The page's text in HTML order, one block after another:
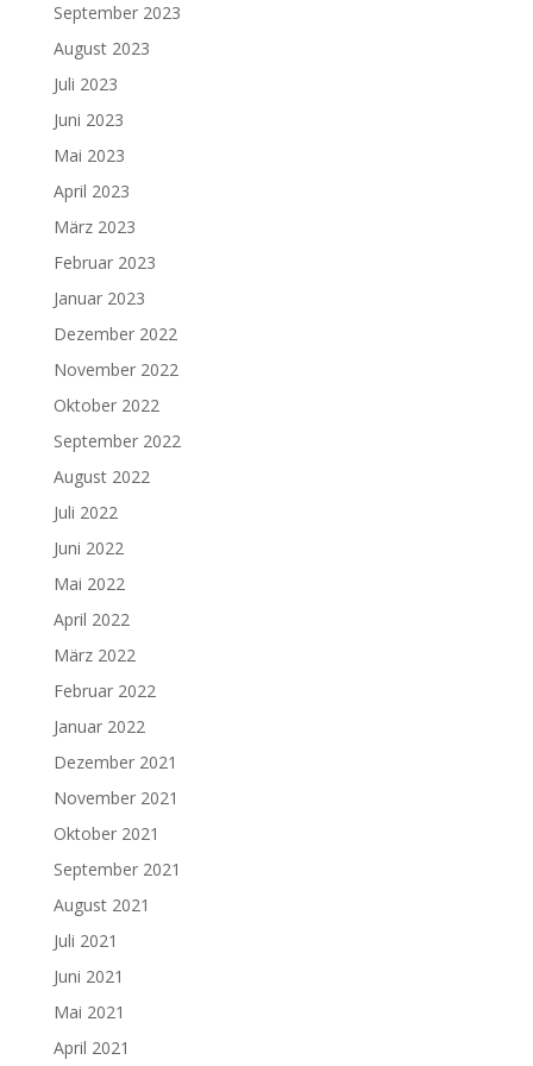
September 2023
August 2023
Juli 2023
Juni 2023
Mai 2023
April 2023
März 2023
Februar 2023
Januar 2023
Dezember 2022
November 2022
Oktober 2022
September 2022
August 2022
Juli 2022
Juni 2022
Mai 2022
April 2022
März 2022
Februar 2022
Januar 2022
Dezember 2021
November 2021
Oktober 2021
September 2021
August 2021
Juli 2021
Juni 2021
Mai 2021
April 2021